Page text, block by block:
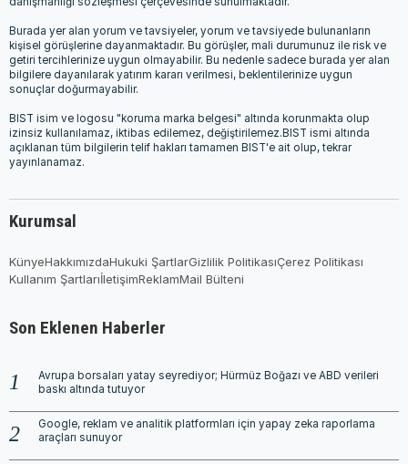
Burada yer alan yorum ve tavsiyeler, yorum ve tavsiyede bulunanların
kişisel görüşlerine dayanmaktadır. Bu görüşler, mali durumunuz ile risk ve
getiri tercihlerinize uygun olmayabilir. Bu nedenle sadece burada yer alan
bilgilere dayanılarak yatırım kararı verilmesi, beklentilerinize uygun
sonuçlar doğurmayabilir.
BIST isim ve logosu "koruma marka belgesi" altında korunmakta olup
izinsiz kullanılamaz, iktibas edilemez, değiştirilemez.BIST ismi altında
açıklanan tüm bilgilerin telif hakları tamamen BIST'e ait olup, tekrar
yayınlanamaz.
Kurumsal
KünyeHakkımızdaHukuki ŞartlarGizlilik PolitikasıÇerez Politikası
Kullanım ŞartlarıİletişimReklamMail Bülteni
Son Eklenen Haberler
Avrupa borsaları yatay seyrediyor; Hürmüz Boğazı ve ABD verileri
baskı altında tutuyor
Google, reklam ve analitik platformları için yapay zeka raporlama
araçları sunuyor